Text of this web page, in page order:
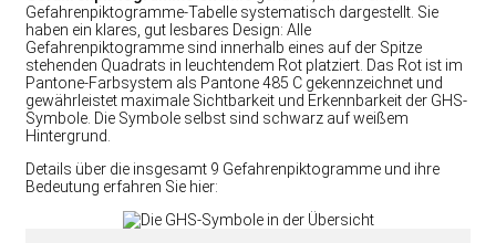
Gefahrenpiktogramme-Tabelle systematisch dargestellt. Sie
haben ein klares, gut lesbares Design: Alle
Gefahrenpiktogramme sind innerhalb eines auf der Spitze
stehenden Quadrats in leuchtendem Rot platziert. Das Rot ist im
Pantone-Farbsystem als Pantone 485 C gekennzeichnet und
gewährleistet maximale Sichtbarkeit und Erkennbarkeit der GHS-
Symbole. Die Symbole selbst sind schwarz auf weißem
Hintergrund.
Details über die insgesamt 9 Gefahrenpiktogramme und ihre
Bedeutung erfahren Sie hier: